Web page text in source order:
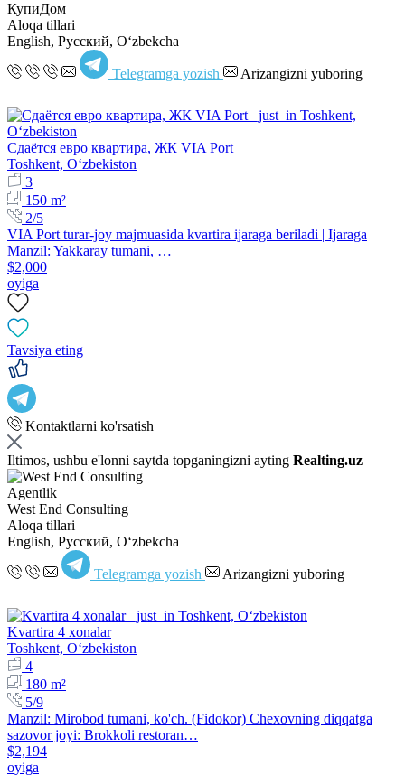
КупиДом
Aloqa tillari
English, Русский, Oʻzbekcha
Telegramga yozish Arizangizni yuboring
Сдаётся евро квартира, ЖК VIA Port
Toshkent, Oʻzbekiston
3
150 m²
2/5
VIA Port turar-joy majmuasida kvartira ijaraga beriladi | Ijaraga
Manzil: Yakkaray tumani, …
$2,000
oyiga
Tavsiya eting
Kontaktlarni ko'rsatish
Iltimos, ushbu e'lonni saytda topganingizni ayting Realting.uz
Agentlik
West End Consulting
Aloqa tillari
English, Русский, Oʻzbekcha
Telegramga yozish Arizangizni yuboring
Kvartira 4 xonalar
Toshkent, Oʻzbekiston
4
180 m²
5/9
Manzil: Mirobod tumani, ko'ch. (Fidokor) Chexovning diqqatga
sazovor joyi: Brokkoli restoran…
$2,194
oyiga